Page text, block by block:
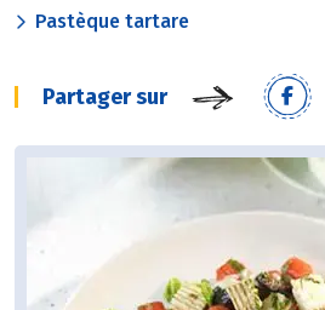
Pastèque tartare
Partager sur